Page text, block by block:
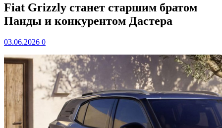
Fiat Grizzly станет старшим братом
Панды и конкурентом Дастера
03.06.2026 0